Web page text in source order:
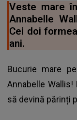
Veste mare
Annabelle
Cei doi
ani.
Bucurie mare
Annabelle
să devină părinți